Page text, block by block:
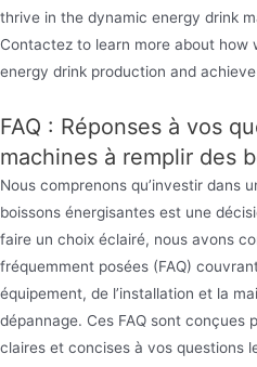
thrive in the dynamic energy drink
Contactez to learn more about how
energy drink production and
FAQ : Réponses à vos
machines à remplir des
Nous comprenons qu’investir dans
boissons énergisantes est une
faire un choix éclairé, nous avons
fréquemment posées (FAQ)
équipement, de l’installation et la
dépannage. Ces FAQ sont conçues
claires et concises à vos questions